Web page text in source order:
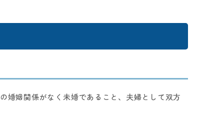
婚姻関係がなく未婚であること、夫婦として双方